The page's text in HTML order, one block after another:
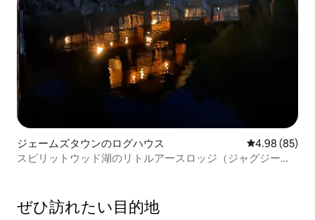
ジェームズタウンのログハウス レビュー85
4.98 (85)
スピリットウッド湖のリトルアースロッジ（ジャグジー付
ぜひ訪⁠れ⁠た⁠い目⁠的⁠地